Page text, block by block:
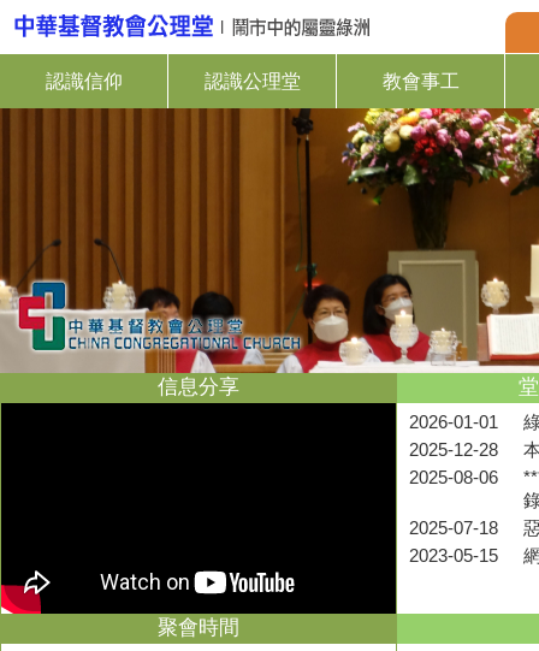
認識信仰 認識公理堂 教會事工
信息分享
2026-01-01
2025-12-28
2025-08-06
2025-07-18
2023-05-15
聚會時間